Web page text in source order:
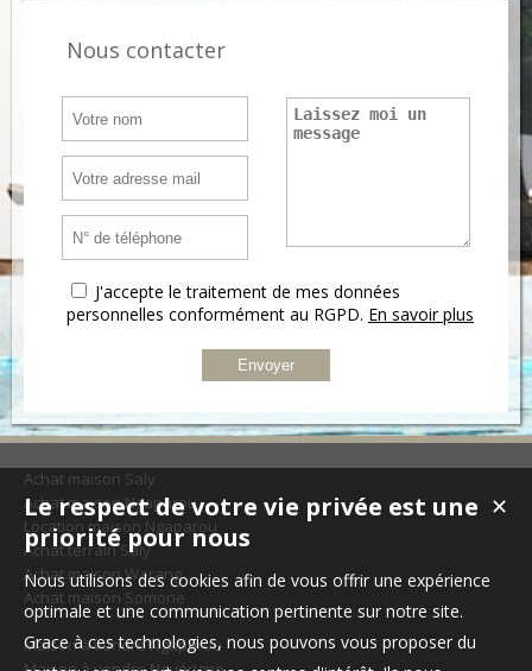
Nous contacter
J'accepte le traitement de mes données
personnelles conformément au RGPD. En savoir plus
Achat maison Saly
Achat maison Ngaparou
Location maison Ngaparou
Achat terrain Saly
Achat maison Warang
Achat maison Somone
Maison à vendre Ngaparou
✕
Le respect de votre vie privée est une
priorité pour nous
Nous utilisons des cookies afin de vous offrir une expérience
optimale et une communication pertinente sur notre site.
Grace à ces technologies, nous pouvons vous proposer du